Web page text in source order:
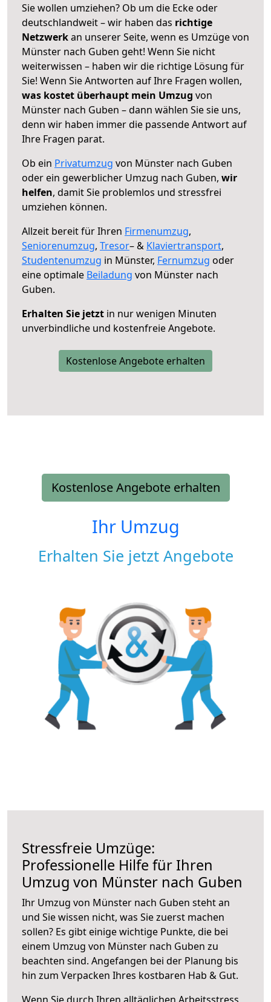
Sie wollen umziehen? Ob um die Ecke oder
deutschlandweit – wir haben das richtige
Netzwerkan unserer Seite, wenn es Umzüge von
Münster nach Guben geht! Wenn Sie nicht
weiterwissen – haben wir die richtige Lösung für
Sie! Wenn Sie Antworten auf Ihre Fragen wollen,
was kostet überhaupt mein Umzug von
Münster nach Guben – dann wählen Sie sie uns,
denn wir haben immer die passende Antwort auf
Ihre Fragen parat.
Ob ein Privatumzug von Münster nach Guben
oder ein gewerblicher Umzug nach Guben, wir
helfen, damit Sie problemlos und stressfrei
umziehen können.
Allzeit bereit für Ihren Firmenumzug,
Seniorenumzug, Tresor– & Klaviertransport,
Studentenumzug in Münster, Fernumzug oder
eine optimale Beiladung von Münster nach
Guben.
Erhalten Sie jetzt in nur wenigen Minuten
unverbindliche und kostenfreie Angebote.
Kostenlose Angebote erhalten
Kostenlose Angebote erhalten
Ihr Umzug
Erhalten Sie jetzt Angebote
Stressfreie Umzüge:
Professionelle Hilfe für Ihren
Umzug von Münster nach Guben
Ihr Umzug von Münster nach Guben steht an
und Sie wissen nicht, was Sie zuerst machen
sollen? Es gibt einige wichtige Punkte, die bei
einem Umzug von Münster nach Guben zu
beachten sind. Angefangen bei der Planung bis
hin zum Verpacken Ihres kostbaren Hab & Gut.